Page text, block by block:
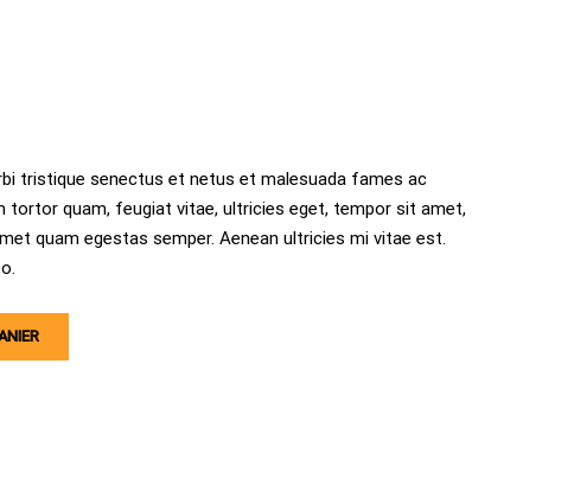
tristique senectus et netus et malesuada fames ac
tortor quam, feugiat vitae, ultricies eget, tempor sit amet,
quam egestas semper. Aenean ultricies mi vitae est.